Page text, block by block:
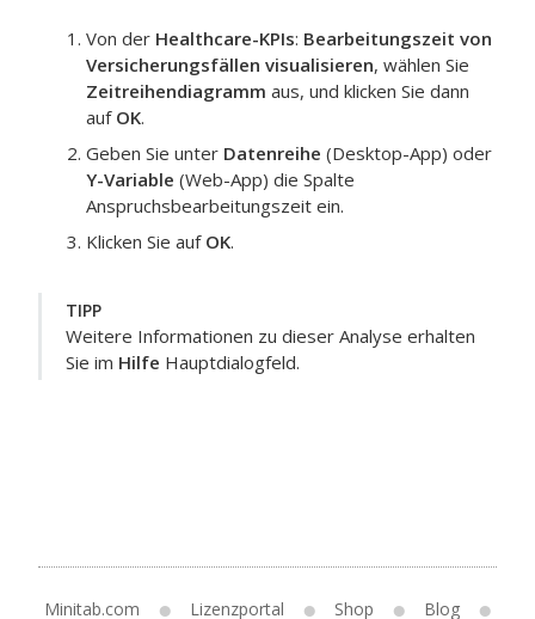
Von der Healthcare-KPIs: Bearbeitungszeit von
Versicherungsfällen visualisieren, wählen Sie
Zeitreihendiagramm aus, und klicken Sie dann
auf OK.
Geben Sie unter Datenreihe (Desktop-App) oder
Y-Variable (Web-App) die Spalte
Anspruchsbearbeitungszeit ein.
Klicken Sie auf OK.
TIPP
Weitere Informationen zu dieser Analyse erhalten
Sie im Hilfe Hauptdialogfeld.
Minitab.com Lizenzportal Shop Blog